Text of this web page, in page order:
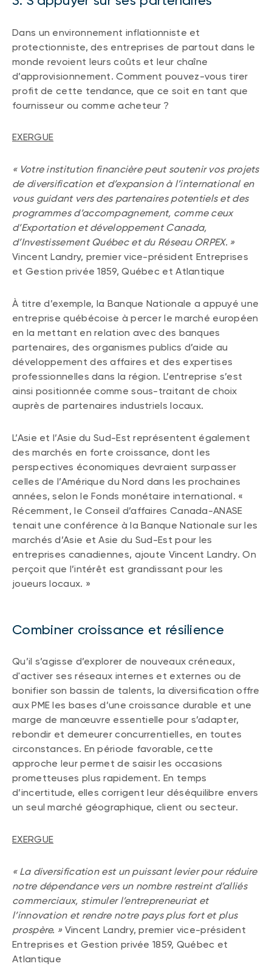
Dans un environnement inflationniste et
protectionniste, des entreprises de partout dans le
monde revoient leurs coûts et leur chaîne
d’approvisionnement. Comment pouvez-vous tirer
profit de cette tendance, que ce soit en tant que
fournisseur ou comme acheteur ?
EXERGUE
« Votre institution financière peut soutenir vos projets
de diversification et d’expansion à l’international en
vous guidant vers des partenaires potentiels et des
programmes d’accompagnement, comme ceux
d’Exportation et développement Canada,
d’Investissement Québec et du Réseau ORPEX. »
Vincent Landry, premier vice-président Entreprises
et Gestion privée 1859, Québec et Atlantique
À titre d’exemple, la Banque Nationale a appuyé une
entreprise québécoise à percer le marché européen
en la mettant en relation avec des banques
partenaires, des organismes publics d’aide au
développement des affaires et des expertises
professionnelles dans la région. L’entreprise s’est
ainsi positionnée comme sous-traitant de choix
auprès de partenaires industriels locaux.
L’Asie et l’Asie du Sud-Est représentent également
des marchés en forte croissance, dont les
perspectives économiques devraient surpasser
celles de l’Amérique du Nord dans les prochaines
années, selon le Fonds monétaire international. «
Récemment, le Conseil d’affaires Canada-ANASE
tenait une conférence à la Banque Nationale sur les
marchés d’Asie et Asie du Sud-Est pour les
entreprises canadiennes, ajoute Vincent Landry. On
perçoit que l’intérêt est grandissant pour les
joueurs locaux. »
Combiner croissance et résilience
Qu’il s’agisse d’explorer de nouveaux créneaux,
d'activer ses réseaux internes et externes ou de
bonifier son bassin de talents, la diversification offre
aux PME les bases d’une croissance durable et une
marge de manœuvre essentielle pour s’adapter,
rebondir et demeurer concurrentielles, en toutes
circonstances. En période favorable, cette
approche leur permet de saisir les occasions
prometteuses plus rapidement. En temps
d’incertitude, elles corrigent leur déséquilibre envers
un seul marché géographique, client ou secteur.
EXERGUE
« La diversification est un puissant levier pour réduire
notre dépendance vers un nombre restreint d’alliés
commerciaux, stimuler l’entrepreneuriat et
l’innovation et rendre notre pays plus fort et plus
prospère. » Vincent Landry, premier vice-président
Entreprises et Gestion privée 1859, Québec et
Atlantique